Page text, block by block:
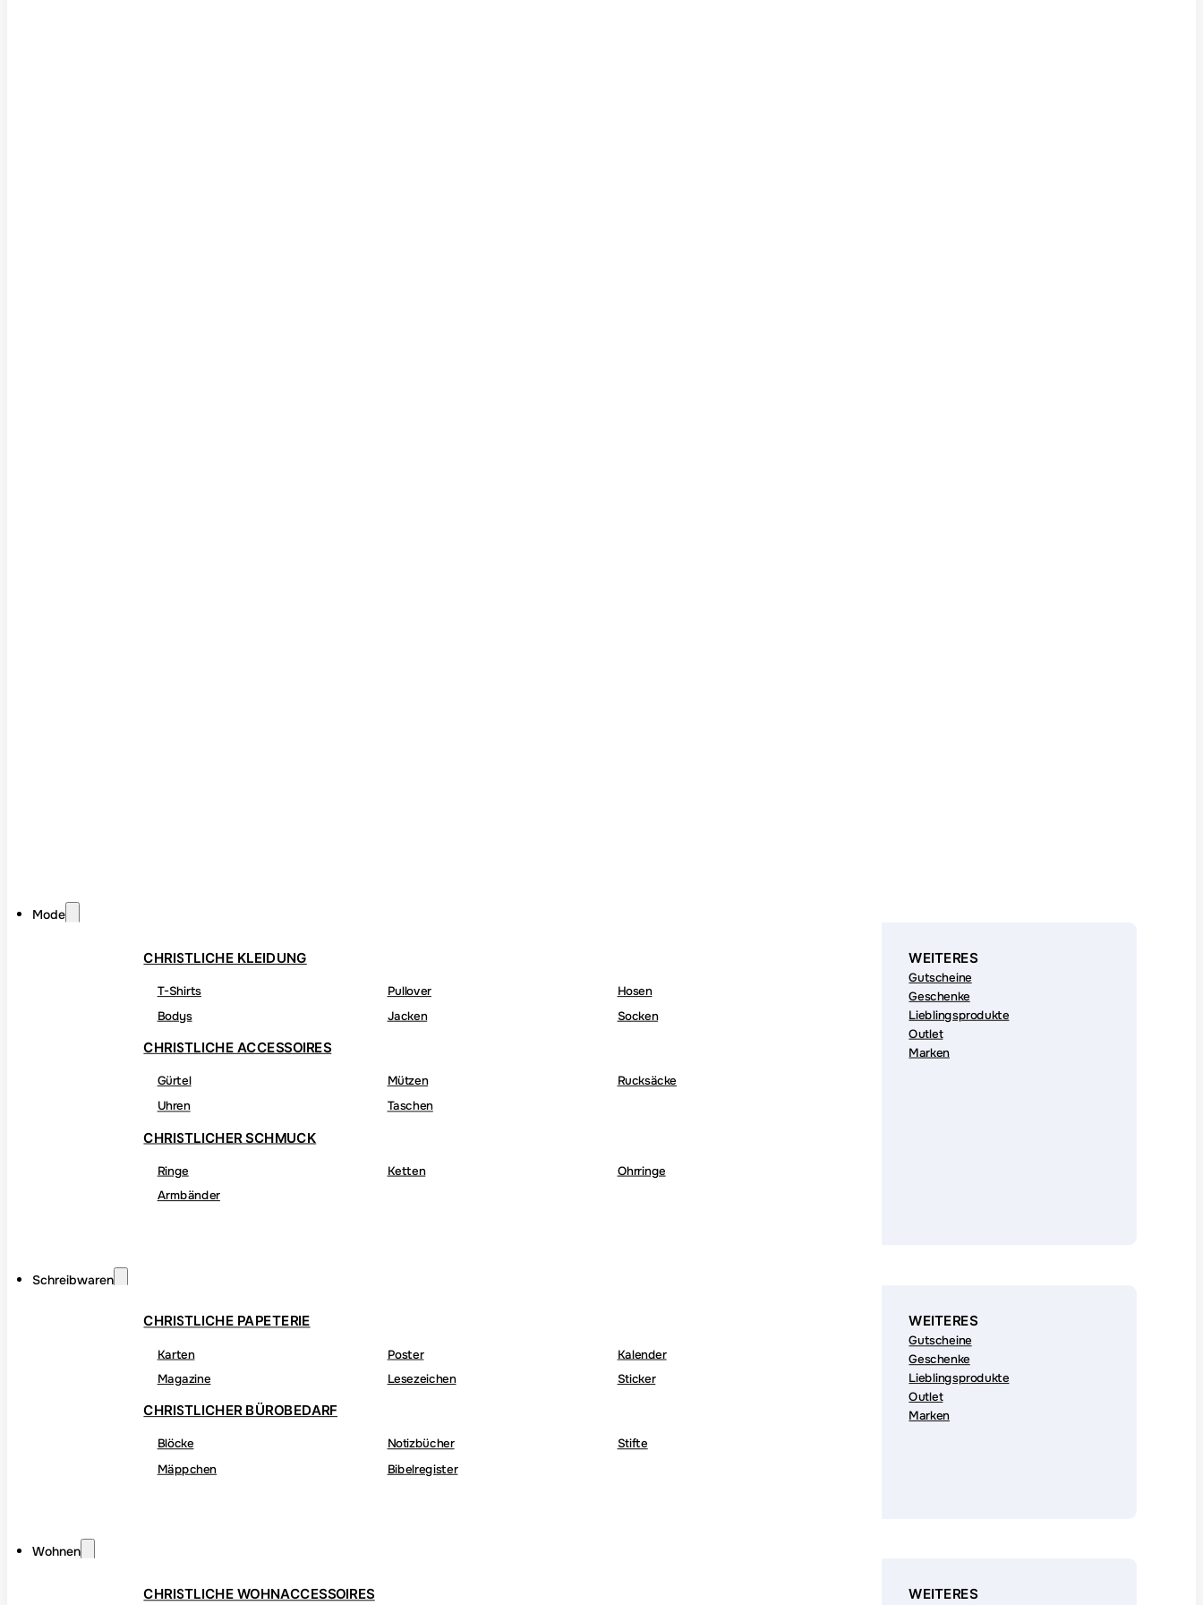
Mode
CHRISTLICHE KLEIDUNG
T-Shirts Pullover
Hosen
Bodys
Jacken Socken
CHRISTLICHE ACCESSOIRES
Gürtel Mützen
Rucksäcke
Uhren
Taschen
CHRISTLICHER SCHMUCK
Ringe Ketten
Ohrringe
Armbänder
WEITERES
Gutscheine
Geschenke
Lieblingsprodukte
Outlet
Marken
Schreibwaren
CHRISTLICHE PAPETERIE
Karten Poster
Kalender
Magazine
Lesezeichen Sticker
CHRISTLICHER BÜROBEDARF
Blöcke Notizbücher
Stifte
Mäppchen
Bibelregister
WEITERES
Gutscheine
Geschenke
Lieblingsprodukte
Outlet
Marken
Wohnen
CHRISTLICHE WOHNACCESSOIRES WEITERES